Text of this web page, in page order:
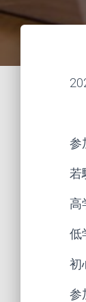
参
若
高
低
初
参